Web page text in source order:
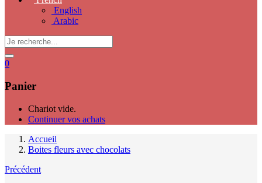
English
Arabic
0
Panier
Chariot vide.
Continuer vos achats
Accueil
Boites fleurs avec chocolats
Précédent